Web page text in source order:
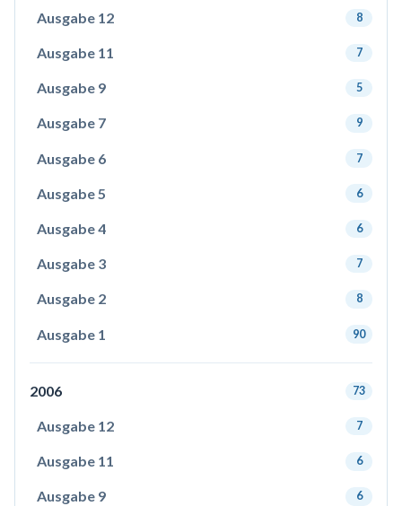
Ausgabe 12 8
Ausgabe 11 7
Ausgabe 9 5
Ausgabe 7 9
Ausgabe 6 7
Ausgabe 5 6
Ausgabe 4 6
Ausgabe 3 7
Ausgabe 2 8
Ausgabe 1 90
2006 73
Ausgabe 12 7
Ausgabe 11 6
Ausgabe 9 6